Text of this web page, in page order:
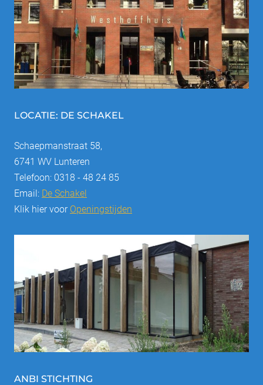
LOCATIE: DE SCHAKEL
Schaepmanstraat 58,
6741 WV Lunteren
Telefoon: 0318 - 48 24 85
Email: De Schakel
Klik hier voor Openingstijden
ANBI STICHTING